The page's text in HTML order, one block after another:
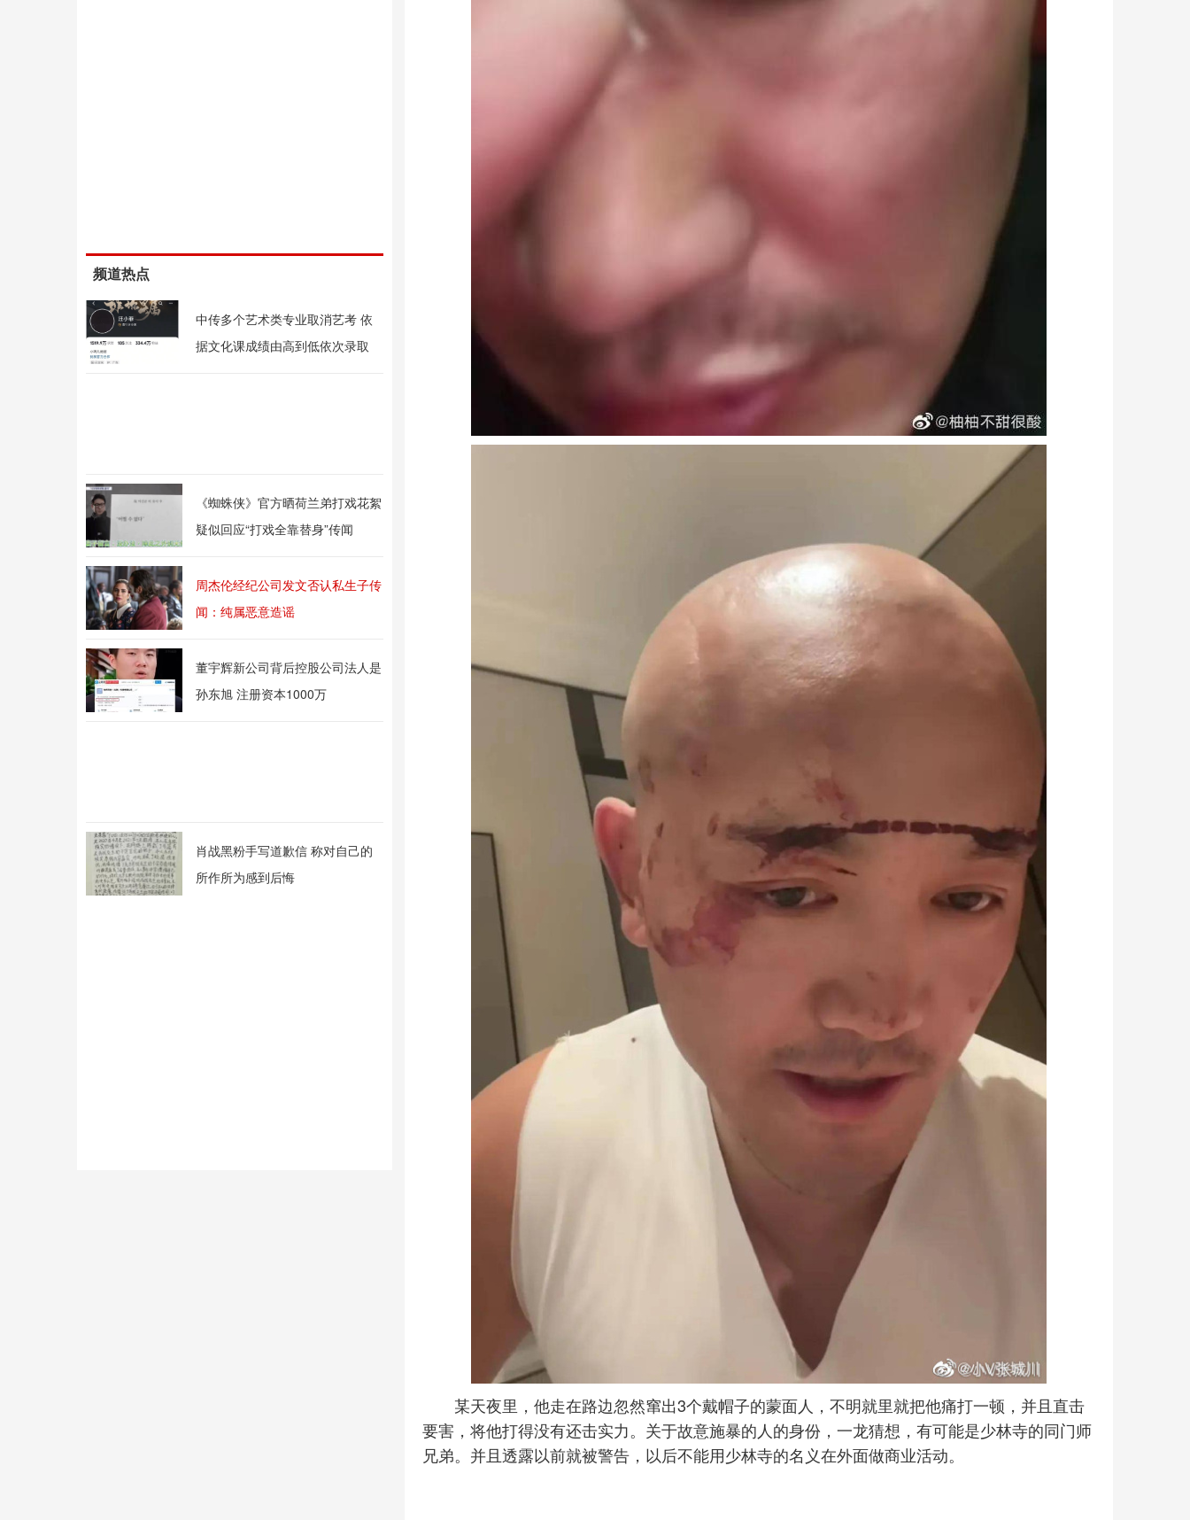
频道热点
中传多个艺术类专业取消艺考 依
据文化课成绩由高到低依次录取
《蜘蛛侠》官方晒荷兰弟打戏花絮
疑似回应“打戏全靠替身”传闻
周杰伦经纪公司发文否认私生子传
闻：纯属恶意造谣
董宇辉新公司背后控股公司法人是
孙东旭 注册资本1000万
肖战黑粉手写道歉信 称对自己的
所作所为感到后悔
某天夜里，他走在路边忽然窜出3个戴帽子的蒙面人，不明就里就把他痛打一顿，并且直击
要害，将他打得没有还击实力。关于故意施暴的人的身份，一龙猜想，有可能是少林寺的同门师
兄弟。并且透露以前就被警告，以后不能用少林寺的名义在外面做商业活动。